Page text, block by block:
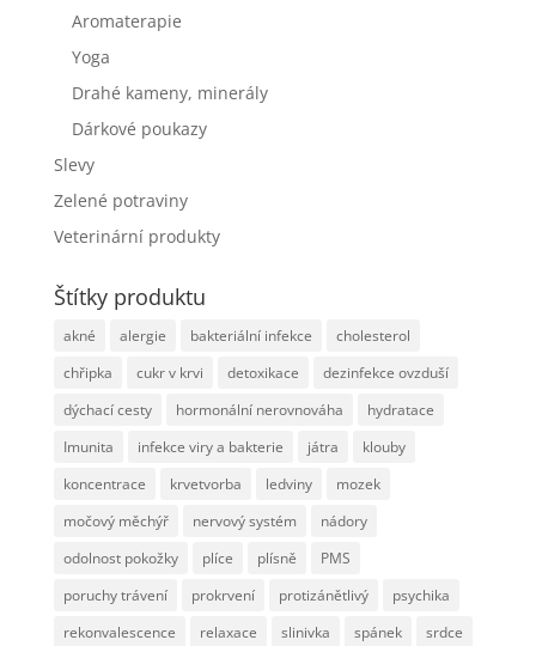
Aromaterapie
Yoga
Drahé kameny, minerály
Dárkové poukazy
Slevy
Zelené potraviny
Veterinární produkty
Štítky produktu
akné alergie bakteriální infekce
cholesterol
chřipka
cukr v krvi detoxikace
dezinfekce ovzduší
dýchací cesty
hormonální nerovnováha
hydratace
Imunita
infekce viry a bakterie játra
klouby
koncentrace
krvetvorba ledviny
mozek
močový měchýř
nervový systém
nádory
odolnost pokožky
plíce plísně
PMS
poruchy trávení
prokrvení protizánětlivý
psychika
rekonvalescence
relaxace slinivka spánek
srdce